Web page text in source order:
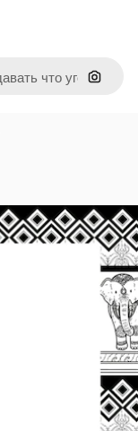
Поиск